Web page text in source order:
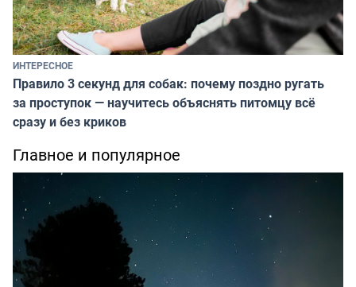
ИНТЕРЕСНОЕ
Правило 3 секунд для собак: почему поздно ругать
за проступок — научитесь объяснять питомцу всё
сразу и без криков
Главное и популярное